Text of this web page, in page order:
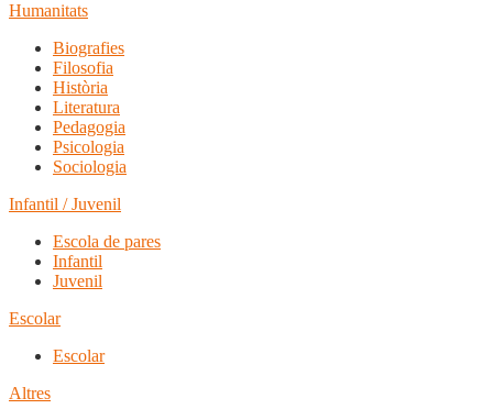
Humanitats
Biografies
Filosofia
Història
Literatura
Pedagogia
Psicologia
Sociologia
Infantil / Juvenil
Escola de pares
Infantil
Juvenil
Escolar
Escolar
Altres